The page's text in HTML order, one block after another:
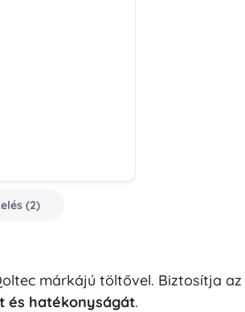
(2)
márkájú töltővel. Biztosítja az
és hatékonyságát.